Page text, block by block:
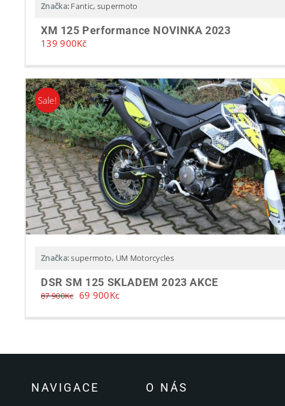
Značka: Fantic, supermoto
XM 125 Performance NOVINKA 2023
139 900Kč
Sale!
Značka:supermoto, UM Motorcycles
DSR SM 125 SKLADEM 2023 AKCE
87 900Kc 69 900Kc
NAVIGACE O NÁS